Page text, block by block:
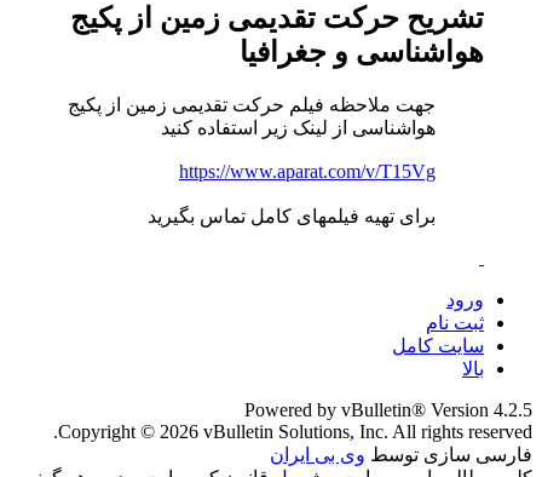
تشریح حرکت تقدیمی زمین از پکیج
هواشناسی و جغرافیا
جهت ملاحظه فیلم حرکت تقدیمی زمین از پکیج
هواشناسی از لینک زیر استفاده کنید
https://www.aparat.com/v/T15Vg
برای تهیه فیلمهای کامل تماس بگیرید
ورود
ثبت نام
سایت کامل
بالا
Powered by vBulletin® Version 4.2.5
Copyright © 2026 vBulletin Solutions, Inc. All rights reserved.
فارسی سازی توسط وی بی ایران